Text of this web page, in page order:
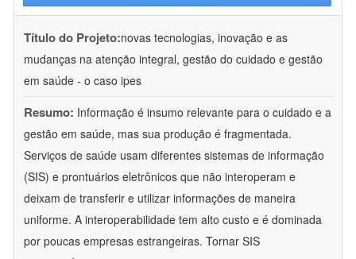
Título do Projeto:novas tecnologias, inovação e as
mudanças na atenção integral, gestão do cuidado e gestão
em saúde - o caso ipes
Resumo: Informação é insumo relevante para o cuidado e a
gestão em saúde, mas sua produção é fragmentada.
Serviços de saúde usam diferentes sistemas de informação
(SIS) e prontuários eletrônicos que não interoperam e
deixam de transferir e utilizar informações de maneira
uniforme. A interoperabilidade tem alto custo e é dominada
por poucas empresas estrangeiras. Tornar SIS